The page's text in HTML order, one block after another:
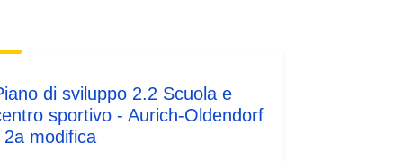
di sviluppo 2.2 Scuola e
sportivo - Aurich-Oldendorf
2a modifica